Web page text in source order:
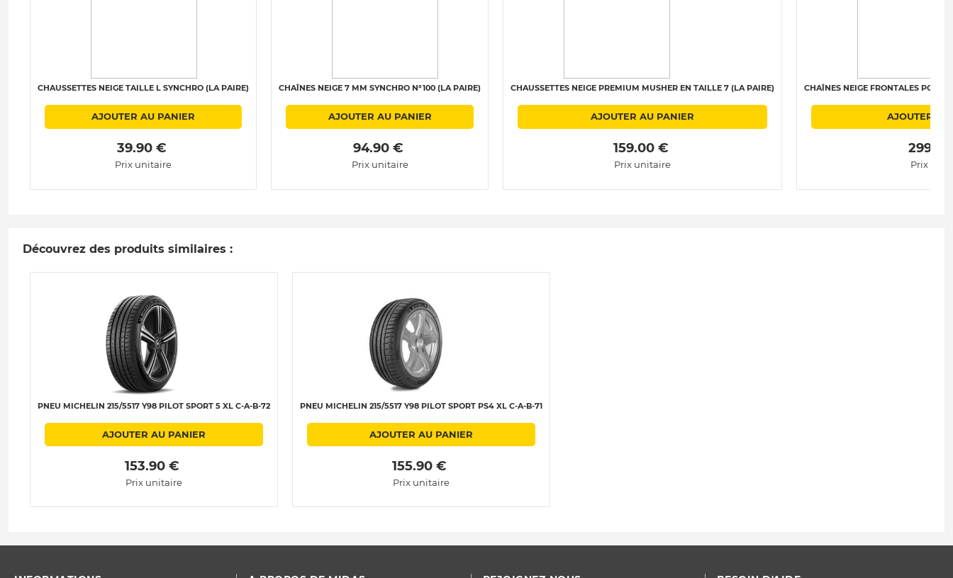
CHAUSSETTES NEIGE TAILLE L SYNCHRO (LA PAIRE)
AJOUTER AU PANIER
39.90 €
Prix unitaire
CHAÎNES NEIGE 7 MM SYNCHRO N°100 (LA PAIRE)
AJOUTER AU PANIER
94.90 €
Prix unitaire
CHAUSSETTES NEIGE PREMIUM MUSHER EN TAILLE 7 (LA PAIRE)
AJOUTER AU PANIER
159.00 €
Prix unitaire
CHAÎNES NEIGE FRONTALES
AJOUTER
Prix
Découvrez des produits similaires :
PNEU MICHELIN 215/5517 Y98 PILOT SPORT 5 XL C-A-B-72
AJOUTER AU PANIER
153.90 €
Prix unitaire
PNEU MICHELIN 215/5517 Y98 PILOT SPORT PS4 XL C-A-B-71
AJOUTER AU PANIER
155.90 €
Prix unitaire